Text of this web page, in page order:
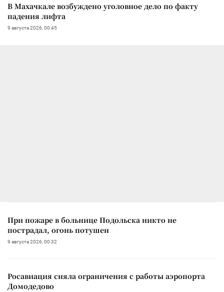
В Махачкале возбуждено уголовное дело по факту
падения лифта
9 августа 2026, 00:45
При пожаре в больнице Подольска никто не
пострадал, огонь потушен
9 августа 2026, 00:32
Росавиация сняла ограничения с работы аэропорта
Домодедово